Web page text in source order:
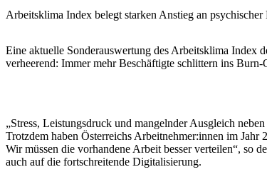
Arbeitsklima Index belegt starken Anstieg an psychischer
Eine aktuelle Sonderauswertung des Arbeitsklima Index
verheerend: Immer mehr Beschäftigte schlittern ins
„Stress, Leistungsdruck und mangelnder Ausgleich
Trotzdem haben Österreichs Arbeitnehmer:innen im
Wir müssen die vorhandene Arbeit besser verteilen“, so
auch auf die fortschreitende Digitalisierung.